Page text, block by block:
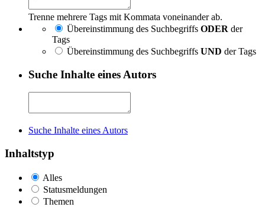
Trenne mehrere Tags mit Kommata voneinander ab.
Übereinstimmung des Suchbegriffs ODER der
Tags
Übereinstimmung des Suchbegriffs UND der Tags
Suche Inhalte eines Autors
Suche Inhalte eines Autors
Inhaltstyp
Alles
Statusmeldungen
Themen